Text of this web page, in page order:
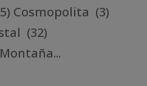
Cosmopolita (3)
(32)